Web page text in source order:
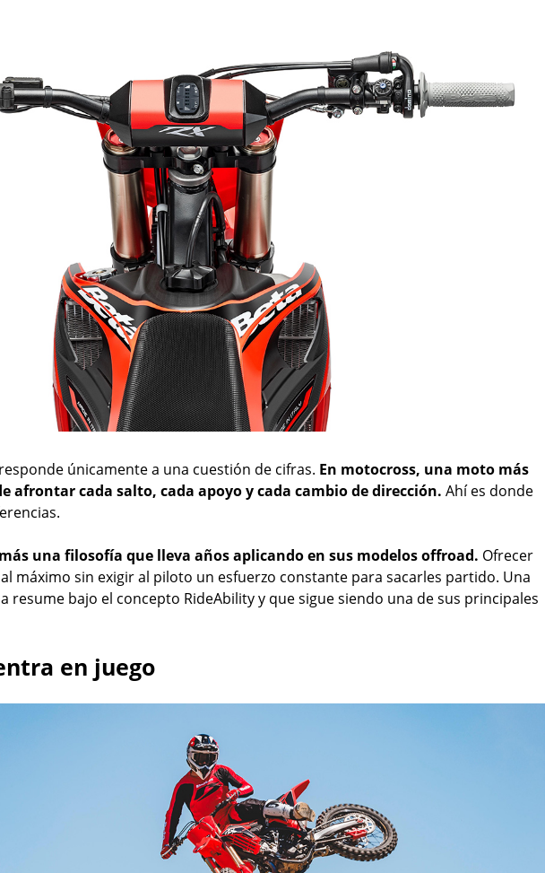
únicamente a una cuestión de cifras. En motocross, una moto más
afrontar cada salto, cada apoyo y cada cambio de dirección. Ahí es donde
una filosofía que lleva años aplicando en sus modelos offroad. Ofrecer
máximo sin exigir al piloto un esfuerzo constante para sacarles partido. Una
resume bajo el concepto RideAbility y que sigue siendo una de sus principales
en juego